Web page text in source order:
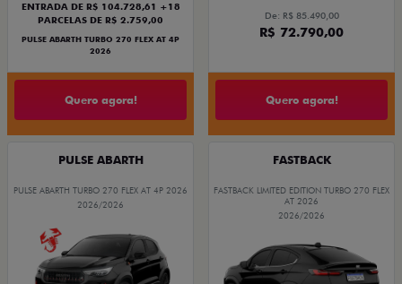
ENTRADA DE R$ 104.728,61 +18
PARCELAS DE R$ 2.759,00
PULSE ABARTH TURBO 270 FLEX AT 4P
2026
Quero agora!
De: R$ 85.490,00
R$ 72.790,00
Quero agora!
PULSE ABARTH
PULSE ABARTH TURBO 270 FLEX AT 4P 2026
2026/2026
FASTBACK
FASTBACK LIMITED EDITION TURBO 270 FLEX
AT 2026
2026/2026